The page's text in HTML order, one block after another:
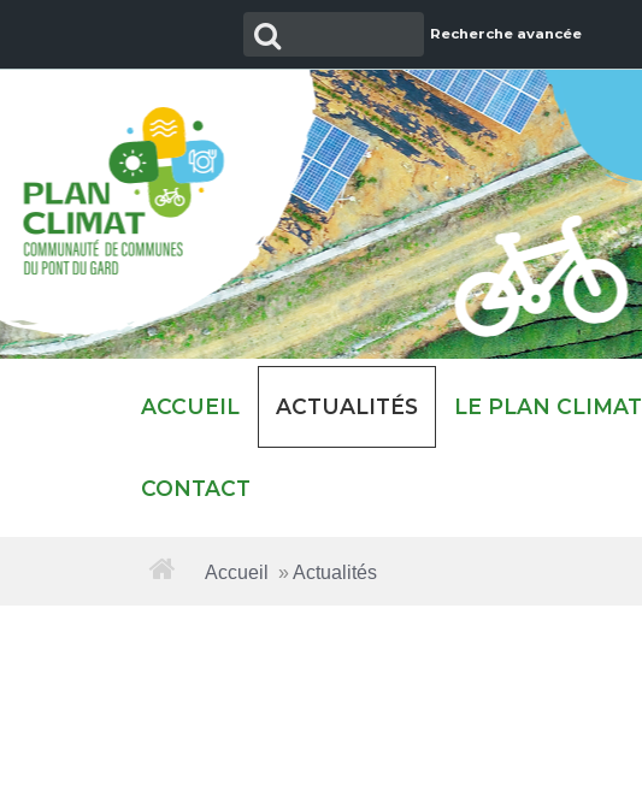
contenu
Recherche Recherche avancée
ACCUEIL ACTUALITÉS LE PLAN CLIMAT
CONTACT
Accueil » Actualités